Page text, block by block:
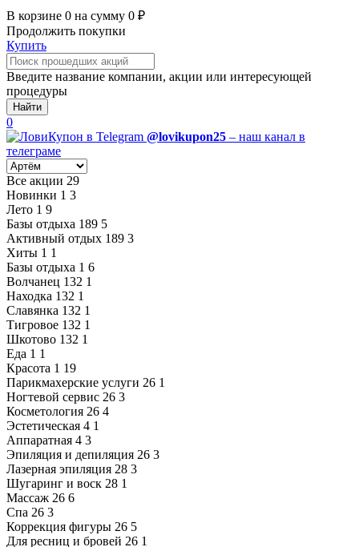
В корзине 0 на сумму 0 ₽
Продолжить покупки
Купить
Введите название компании, акции или интересующей
процедуры
Найти
0
@lovikupon25 – наш канал в
телеграме
Все акции 29
Новинки 1 3
Лето 1 9
Базы отдыха 189 5
Активный отдых 189 3
Хиты 1 1
Базы отдыха 1 6
Волчанец 132 1
Находка 132 1
Славянка 132 1
Тигровое 132 1
Шкотово 132 1
Еда 1 1
Красота 1 19
Парикмахерские услуги 26 1
Ногтевой сервис 26 3
Косметология 26 4
Эстетическая 4 1
Аппаратная 4 3
Эпиляция и депиляция 26 3
Лазерная эпиляция 28 3
Шугаринг и воск 28 1
Массаж 26 6
Спа 26 3
Коррекция фигуры 26 5
Для ресниц и бровей 26 1